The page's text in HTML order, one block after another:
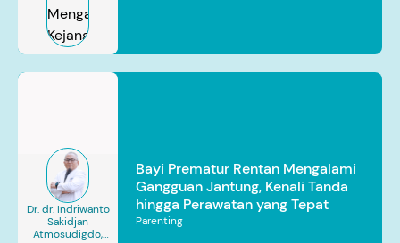
Dr. dr. Indriwanto
Sakidjan
Atmosudigdo,
Bayi Prematur Rentan Mengalami
Gangguan Jantung, Kenali Tanda
hingga Perawatan yang Tepat
Parenting